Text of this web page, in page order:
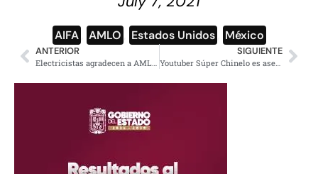
AIFA AMLO Estados Unidos México
ANTERIOR SIGUIENTE
Youtuber Súper Chinelo es asesinado frente a su esposa e hijo en Edomex